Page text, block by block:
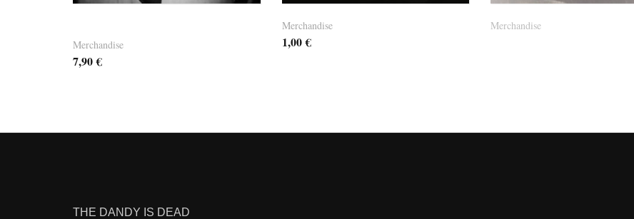
Merchandise
7,90€
Merchandise
1,00€
Merchandise
THE DANDY IS DEAD